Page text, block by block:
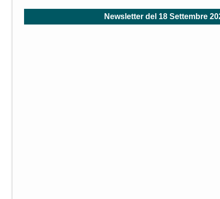
Newsletter del 18 Settembre